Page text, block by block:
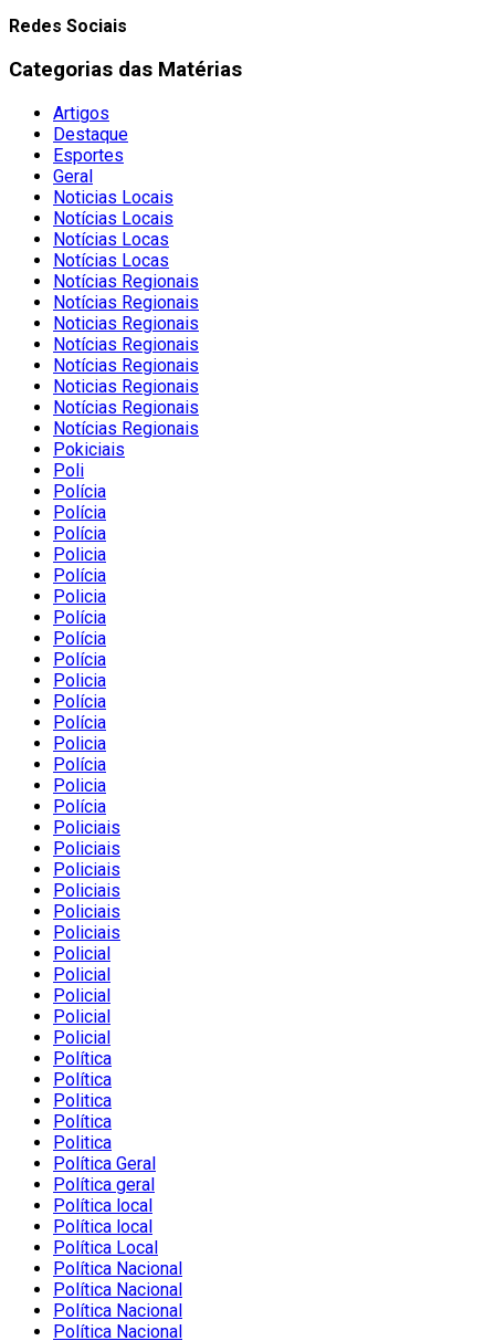
Redes Sociais
Categorias das Matérias
Artigos
Destaque
Esportes
Geral
Noticias Locais
Notícias Locais
Notícias Locas
Notícias Locas
Notícias Regionais
Notícias Regionais
Noticias Regionais
Notícias Regionais
Notícias Regionais
Noticias Regionais
Notícias Regionais
Notícias Regionais
Pokiciais
Poli
Polícia
Polícia
Polícia
Policia
Polícia
Policia
Polícia
Polícia
Polícia
Policia
Polícia
Polícia
Policia
Polícia
Policia
Polícia
Policiais
Policiais
Policiais
Policiais
Policiais
Policiais
Policial
Policial
Policial
Policial
Policial
Política
Política
Politica
Política
Politica
Política Geral
Política geral
Política local
Política local
Política Local
Política Nacional
Política Nacional
Política Nacional
Política Nacional